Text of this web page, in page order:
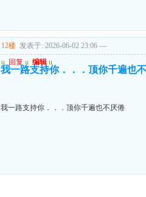
12楼 发表于: 2026-06-02 23:06 ---
u 回复 u 编辑 u
我一路支持你．．．顶你千遍也
我一路支持你．．．顶你千遍也不厌倦